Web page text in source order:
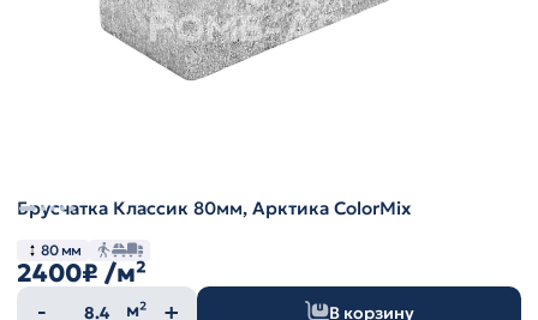
Брусчатка Классик 80мм, Арктика ColorMix
80 мм
2400₽ /м²
Количество
м² В корзину